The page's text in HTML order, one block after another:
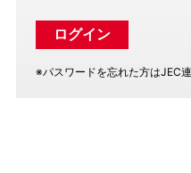
※パスワードを忘れた方はJEC